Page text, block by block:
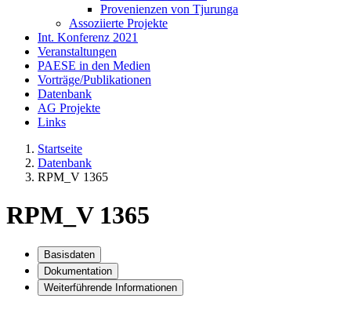
Provenienzen von Tjurunga
Assoziierte Projekte
Int. Konferenz 2021
Veranstaltungen
PAESE in den Medien
Vorträge/Publikationen
Datenbank
AG Projekte
Links
Startseite
Datenbank
RPM_V 1365
RPM_V 1365
Basisdaten
Dokumentation
Weiterführende Informationen